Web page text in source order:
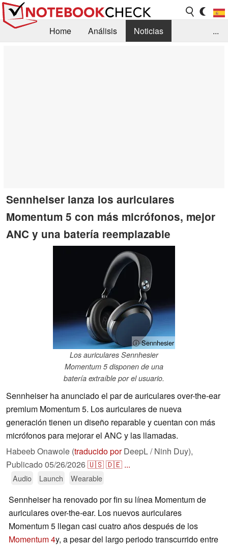
Home Análisis
Noticias
...
Sennheiser lanza los auriculares
Momentum 5 con más micrófonos, mejor
ANC y una batería reemplazable
ⓘ Sennhesier
Los auriculares Sennhesier
Momentum 5 disponen de una
batería extraíble por el usuario.
Sennheiser ha anunciado el par de auriculares over-the-ear
premium Momentum 5. Los auriculares de nueva
generación tienen un diseño reparable y cuentan con más
micrófonos para mejorar el ANC y las llamadas.
Habeeb Onawole (traducido porDeepL / Ninh Duy),
Publicado 05/26/2026🇺🇸🇩🇪 ...
Audio Launch Wearable
Sennheiser ha renovado por fin su línea Momentum de
auriculares over-the-ear. Los nuevos auriculares
Momentum 5 llegan casi cuatro años después de los
Momentum 4y, a pesar del largo periodo transcurrido entre